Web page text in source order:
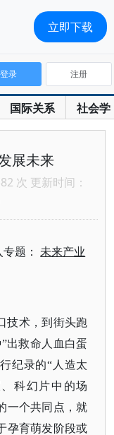
国际关系 社会学
登录 注册
展未来
次 更新时间：
专题：未来产业
技术，到街头跑
”出救命人血白蛋
纪录的“人造太
科幻片中的场
一个共同点，就
孕育萌发阶段或
立即下载